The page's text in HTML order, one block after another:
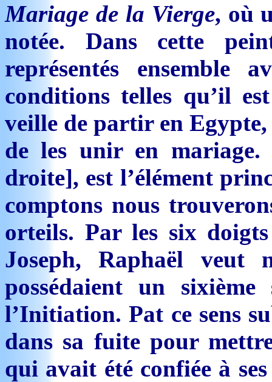
Mariage de la Vierge, où
notée. Dans cette
représentés ensemble
conditions telles qu’il
veille de partir en
de les unir en mariage.
droite], est l’élément
comptons nous
orteils. Par les six
Joseph, Raphaël veut
possédaient un
l’Initiation. Pat ce sens
dans sa fuite pour
qui avait été confiée à